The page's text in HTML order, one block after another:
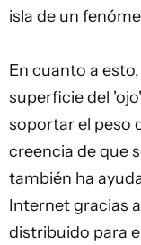
isla de un
En cuanto a
superficie del
soportar el peso
creencia de que
también ha
Internet gracias
distribuido para